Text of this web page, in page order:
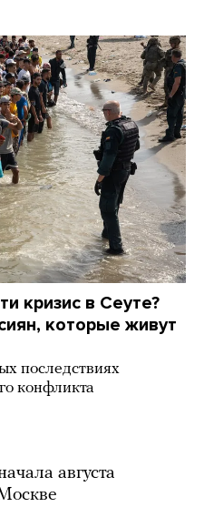
кризис в Сеуте?
которые живут
последствиях
конфликта
августа